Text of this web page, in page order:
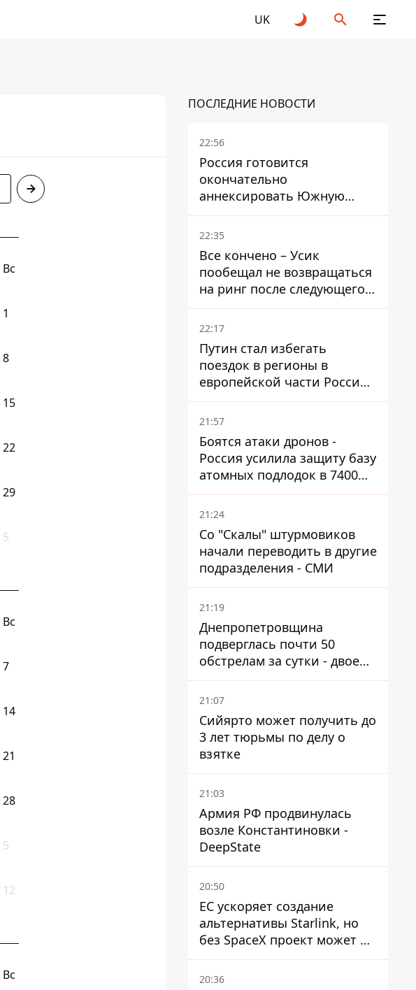
UK
Вс
1
8
15
22
29
5
Вс
7
14
21
28
5
12
Вс
ПОСЛЕДНИЕ НОВОСТИ
22:56
Россия готовится
окончательно
аннексировать Южную
Осетию – страны НАТО
обеспокоены
22:35
Все кончено – Усик
пообещал не возвращаться
на ринг после следующего
боя
22:17
Путин стал избегать
поездок в регионы в
европейской части России,
куда регулярно долетают
дроны
21:57
Боятся атаки дронов -
Россия усилила защиту базу
атомных подлодок в 7400
км от Украины
21:24
Со "Скалы" штурмовиков
начали переводить в другие
подразделения - СМИ
21:19
Днепропетровщина
подверглась почти 50
обстрелам за сутки - двое
погибших, шесть
пострадавших
21:07
Сийярто может получить до
3 лет тюрьмы по делу о
взятке
21:03
Армия РФ продвинулась
возле Константиновки -
DeepState
20:50
ЕС ускоряет создание
альтернативы Starlink, но
без SpaceX проект может не
обойтись
20:36